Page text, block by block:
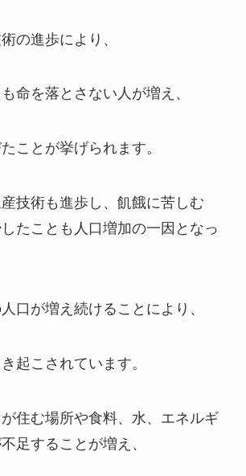
の進歩により、
命を落とさない人が増え、
ことが挙げられます。
技術も進歩し、飢餓に苦しむ
たことも人口増加の一因となっ
口が増え続けることにより、
起こされています。
住む場所や食料、水、エネルギ
足することが増え、